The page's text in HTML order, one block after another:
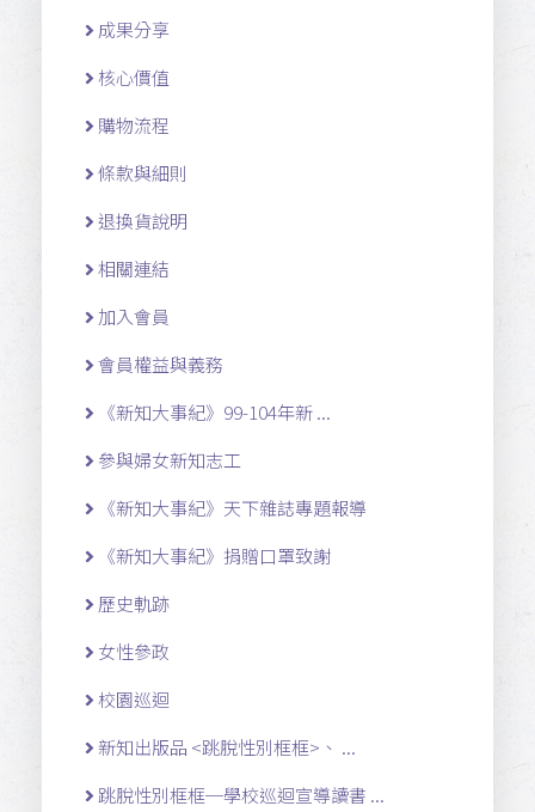
成果分享
核心價值
購物流程
條款與細則
退換貨說明
相關連結
加入會員
會員權益與義務
《新知大事紀》99-104年新 ...
參與婦女新知志工
《新知大事紀》天下雜誌專題報導
《新知大事紀》捐贈口罩致謝
歷史軌跡
女性參政
校園巡迴
新知出版品 <跳脫性別框框>、 ...
跳脫性別框框─學校巡迴宣導讀書 ...